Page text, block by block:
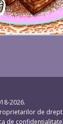
2026.
de drept
de confidențialitate